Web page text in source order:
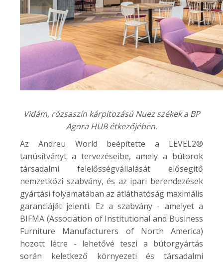
Vidám, rózsaszín kárpitozású Nuez székek a BP
Agora HUBétkezőjében.
Az Andreu World beépítette a LEVEL2®
tanúsítványt a tervezéseibe, amely a bútorok
társadalmi felelősségvállalását elősegítő
nemzetközi szabvány, és az ipari berendezések
gyártási folyamatában az átláthatóság maximális
garanciáját jelenti. Ez a szabvány - amelyet a
BIFMA (Association of Institutional and Business
Furniture Manufacturers of North America)
hozott létre - lehetővé teszi a bútorgyártás
során keletkező környezeti és társadalmi